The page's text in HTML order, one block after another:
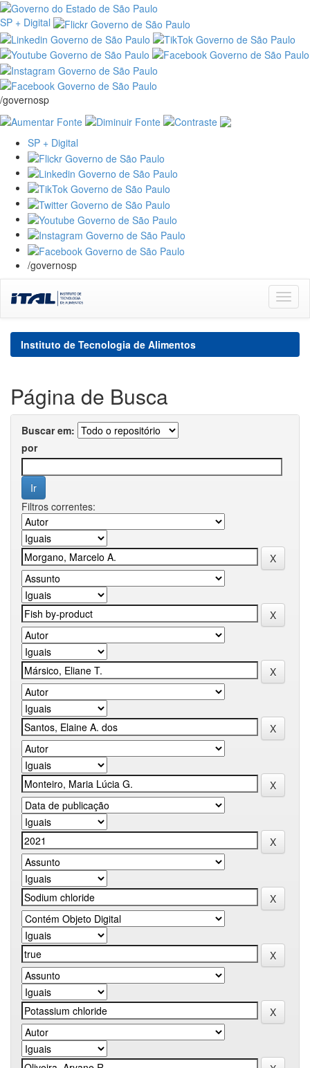
SP + Digital
/governosp
SP + Digital
/governosp
navigation
Instituto de Tecnologia de Alimentos
Página de Busca
Buscar em:
por
Filtros correntes: